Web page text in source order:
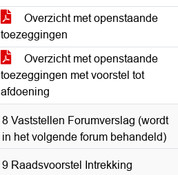
Overzicht met openstaande
toezeggingen
Overzicht met openstaande
toezeggingen met voorstel tot
afdoening
8 Vaststellen Forumverslag (wordt
in het volgende forum behandeld)
9 Raadsvoorstel Intrekking